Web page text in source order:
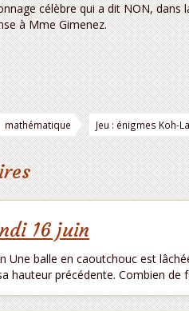
célèbre qui a dit NON,
à Mme Gimenez.
mathématique Jeu : énigmes Koh-
16 juin
Une balle en caoutchouc est
hauteur précédente. Combien de